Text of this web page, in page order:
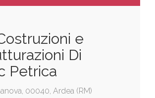
e
Di
Petrica
00040, Ardea (RM)